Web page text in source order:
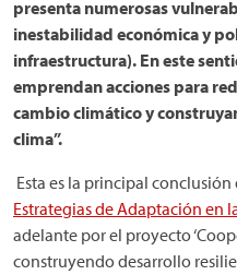
presenta numerosas
inestabilidad económica y
infraestructura). En este
emprendan acciones para
cambio climático y
clima”.
Esta es la principal conclusión
Estrategias de Adaptación en
adelante por el proyecto
construyendo desarrollo